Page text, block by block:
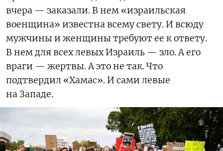
вчера — заказали. В нем «израильская
военщина» известна всему свету. И всюду
мужчины и женщины требуют ее к ответу.
В нем для всех левых Израиль — зло. А его
враги — жертвы. А это не так. Что
подтвердил «Хамас». И сами левые
на Западе.